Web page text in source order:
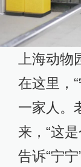
上海动
在这里，
一家人。
来，“这
告诉“宁